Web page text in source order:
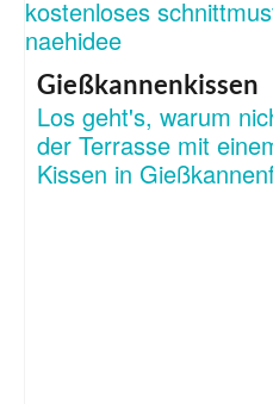
Gießkannenkissen
Los geht's, warum
der Terrasse mit
Kissen in